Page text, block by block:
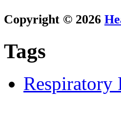
Copyright © 2026
Tags
Respiratory